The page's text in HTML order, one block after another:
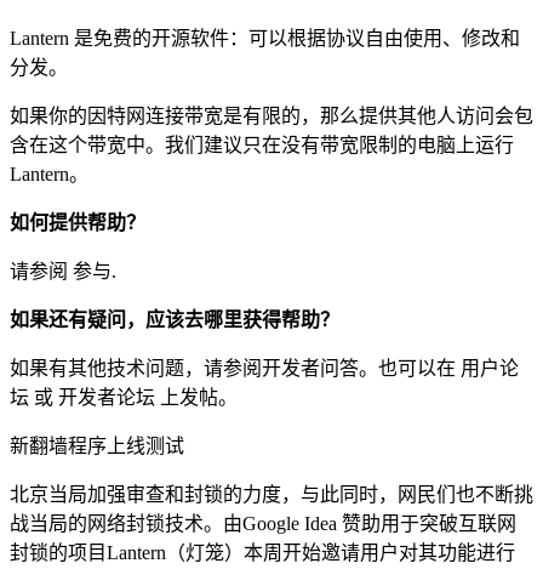
Lantern 是免费的开源软件：可以根据协议自由使用、修改和
分发。
如果你的因特网连接带宽是有限的，那么提供其他人访问会包
含在这个带宽中。我们建议只在没有带宽限制的电脑上运行
Lantern。
如何提供帮助？
请参阅 参与.
如果还有疑问，应该去哪里获得帮助？
如果有其他技术问题，请参阅开发者问答。也可以在 用户论
坛 或 开发者论坛 上发帖。
新翻墙程序上线测试
北京当局加强审查和封锁的力度，与此同时，网民们也不断挑
战当局的网络封锁技术。由Google Idea 赞助用于突破互联网
封锁的项目Lantern（灯笼）本周开始邀请用户对其功能进行